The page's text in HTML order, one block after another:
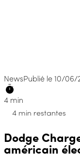
NewsPublié le 10/06/
4 min
4 min restantes
Dodge
américain